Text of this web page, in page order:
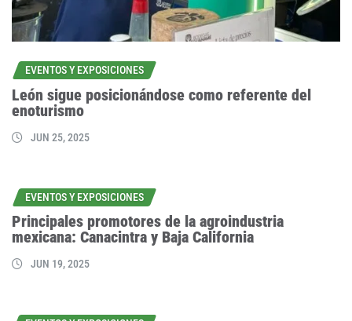
EVENTOS Y EXPOSICIONES
León sigue posicionándose como referente del
enoturismo
JUN 25, 2025
EVENTOS Y EXPOSICIONES
Principales promotores de la agroindustria
mexicana: Canacintra y Baja California
JUN 19, 2025